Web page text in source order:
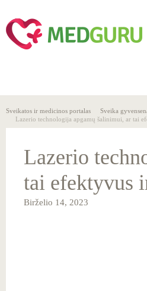
Sveikatos ir medicinos portalas Sveika
Lazerio technologija apgamų šalinimui, ar tai
Lazerio
tai efektyvus
Birželio 14, 2023